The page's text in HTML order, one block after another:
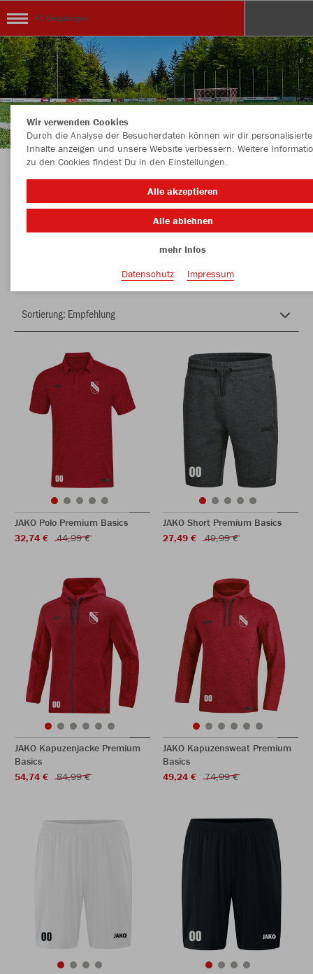
FC Bergalingen
Herzlich Willkommen im Teamshop FC
Bergalingen
JAKO Polo Premium Basics
32,74 €
44,99 €
JAKO Short Premium Basics
27,49 €
49,99 €
JAKO Kapuzenjacke Premium
Basics
54,74 €
84,99 €
JAKO Kapuzensweat Premium
Basics
49,24 €
74,99 €
Wir verwenden Cookies
Durch die Analyse der Besucherdaten können wir dir personalisierte
Inhalte anzeigen und unsere Website verbessern. Weitere
zu den Cookies findest Du in den Einstellungen.
Alle akzeptieren
Alle ablehnen
mehr Infos
Datenschutz
Impressum